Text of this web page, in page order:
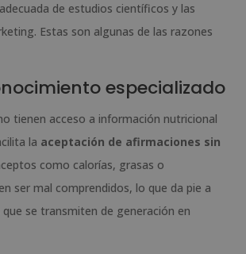
de estudios científicos y las
Estas son algunas de las razones
especializado
tienen acceso a información nutricional
la aceptación de afirmaciones sin
como calorías, grasas o
ser mal comprendidos, lo que da pie a
que se transmiten de generación en